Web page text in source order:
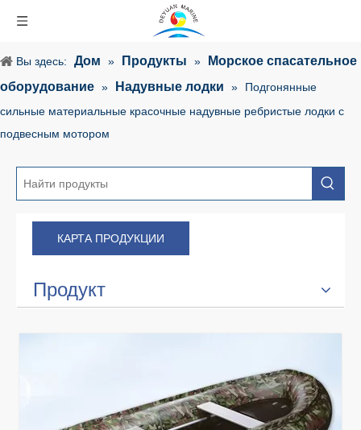
Вы здесь: Дом » Продукты »
Морское спасательное
оборудование » Надувные лодки »
Подгонянные
сильные материальные красочные надувные ребристые лодки с
подвесным мотором
КАРТА ПРОДУКЦИИ
Продукт